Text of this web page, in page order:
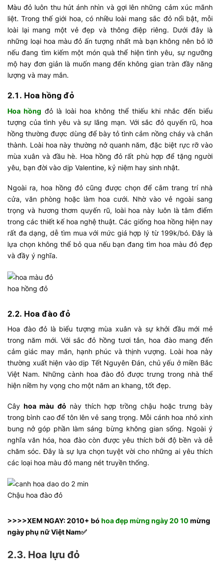
Màu đỏ luôn thu hút ánh nhìn và gợi lên những cảm xúc mãnh
liệt. Trong thế giới hoa, có nhiều loài mang sắc đỏ nổi bật, mỗi
loài lại mang một vẻ đẹp và thông điệp riêng. Dưới đây là
những loại hoa màu đỏ ấn tượng nhất mà bạn không nên bỏ lỡ
nếu đang tìm kiếm một món quà thể hiện tình yêu, sự ngưỡng
mộ hay đơn giản là muốn mang đến không gian tràn đầy năng
lượng và may mắn.
2.1. Hoa hồng đỏ
Hoa hồng đỏ là loài hoa không thể thiếu khi nhắc đến biểu
tượng của tình yêu và sự lãng mạn. Với sắc đỏ quyến rũ, hoa
hồng thường được dùng để bày tỏ tình cảm nồng cháy và chân
thành. Loài hoa này thường nở quanh năm, đặc biệt rực rỡ vào
mùa xuân và đầu hè. Hoa hồng đỏ rất phù hợp để tặng người
yêu, bạn đời vào dịp Valentine, kỷ niệm hay sinh nhật.
Ngoài ra, hoa hồng đỏ cũng được chọn để cắm trang trí nhà
cửa, văn phòng hoặc làm hoa cưới. Nhờ vào vẻ ngoài sang
trọng và hương thơm quyến rũ, loài hoa này luôn là tâm điểm
trong các thiết kế hoa nghệ thuật. Các giống hoa hồng hiện nay
rất đa dạng, dễ tìm mua với mức giá hợp lý từ 199k/bó. Đây là
lựa chọn không thể bỏ qua nếu bạn đang tìm hoa màu đỏ đẹp
và đầy ý nghĩa.
hoa hồng đỏ
2.2. Hoa đào đỏ
Hoa đào đỏ là biểu tượng mùa xuân và sự khởi đầu mới mẻ
trong năm mới. Với sắc đỏ hồng tươi tắn, hoa đào mang đến
cảm giác may mắn, hạnh phúc và thịnh vượng. Loài hoa này
thường xuất hiện vào dịp Tết Nguyên Đán, chủ yếu ở miền Bắc
Việt Nam. Những cành hoa đào đỏ được trưng trong nhà thể
hiện niềm hy vọng cho một năm an khang, tốt đẹp.
Câyhoa màu đỏ này thích hợp trồng chậu hoặc trưng bày
trong bình cao để tôn lên vẻ sang trọng. Mỗi cánh hoa nhỏ xinh
bung nở góp phần làm sáng bừng không gian sống. Ngoài ý
nghĩa văn hóa, hoa đào còn được yêu thích bởi độ bền và dễ
chăm sóc. Đây là sự lựa chọn tuyệt vời cho những ai yêu thích
các loại hoa màu đỏ mang nét truyền thống.
Chậu hoa đào đỏ
>>>>XEM NGAY: 2010+ bó hoa đẹp mừng ngày 20 10 mừng
ngày phụ nữ Việt Nam✅
2.3. Hoa lựu đỏ